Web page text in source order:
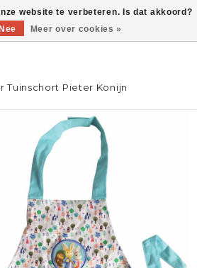
0
Tuinschort Pieter Konijn
website te verbeteren. Is dat akkoord?
Nee Meer over cookies »